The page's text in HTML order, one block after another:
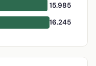
15.985
16.245